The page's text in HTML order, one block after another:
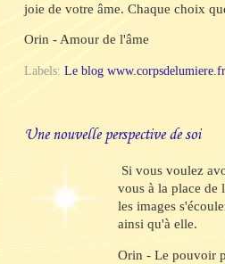
joie de votre âme. Chaque choix
Orin - Amour de l'âme
Labels: Le blog www.corpsdelumiere.fr
Une nouvelle perspective de soi
Si vous voulez
vous à la place de
les images
ainsi qu'à elle.
Orin - Le pouvoir